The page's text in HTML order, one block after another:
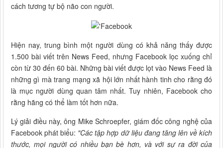
cách tương tự bộ não con người.
Hiện nay, trung bình một người dùng có khả năng thấy được
1.500 bài viết trên News Feed, nhưng Facebook lọc xuống chỉ
còn từ 30 đến 60 bài. Những bài viết được lọt vào News Feed là
những gì mà trang mạng xã hội lớn nhất hành tinh cho rằng đó
là mục người dùng quan tâm nhất. Tuy nhiên, Facebook cho
rằng hãng có thể làm tốt hơn nữa.
Lý giải điều này, ông Mike Schroepfer, giám đốc công nghệ của
Facebook phát biểu: "Các tập hợp dữ liệu đang tăng lên về kích
thước, mọi người có nhiều bạn bè hơn, và với sự ra đời của